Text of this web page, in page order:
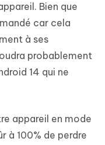
Bien que
car cela
à ses
probablement
14 qui ne
appareil en mode
à 100% de perdre